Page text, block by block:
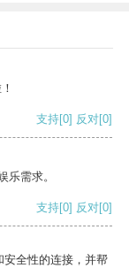
支持[0] 反对[0]
乐需求。
支持[0] 反对[0]
全性的连接，并帮